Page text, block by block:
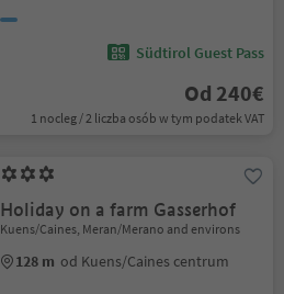
Südtirol Guest Pass
Od 240€
1 nocleg / 2 liczba osób w tym podatek VAT
Holiday on a farm Gasserhof
Kuens/Caines, Meran/Merano and environs
128 m od Kuens/Caines centrum